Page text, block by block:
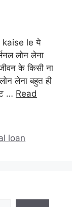
le ये
लोन लेना
के किसी ना
लेना बहुत ही
… Read
loan